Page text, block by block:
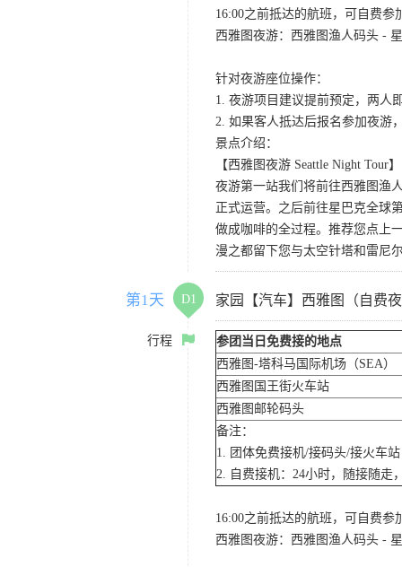
16:00之前抵达的航班，可自费参
西雅图夜游：西雅图渔人码头 -
针对夜游座位操作：
1. 夜游项目建议提前预定，两人
2. 如果客人抵达后报名参加夜游
景点介绍：
【西雅图夜游 Seattle Night Tour】
夜游第一站我们将前往西雅图渔
正式运营。之后前往星巴克全球
做成咖啡的全过程。推荐您点上
漫之都留下您与太空针塔和雷尼
第1天 D1 家园【汽车】西雅图（自费
行程
参团当日免费接的地点
西雅图-塔科马国际机场（SEA）
西雅图国王街火车站
西雅图邮轮码头
备注：
1. 团体免费接机/接码头/接火车
2. 自费接机：24小时，随接随走
16:00之前抵达的航班，可自费参
西雅图夜游：西雅图渔人码头 -